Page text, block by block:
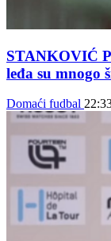
STANKOVIĆ
leđa su mnogo
Domaći fudbal